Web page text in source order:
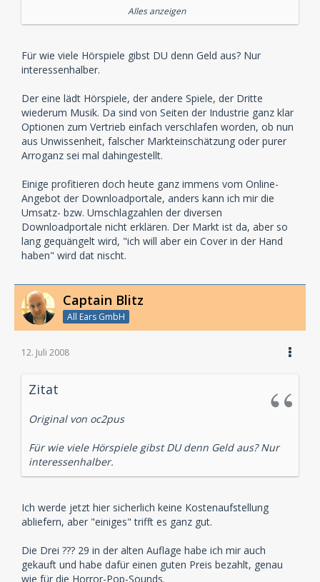
Sollte dieser Thread weiter in eine Richtung laufen,
die mir nicht schmeckt, dann schliesse ich ihn.
Das liest sich für mich wie "Ach, das ist alles sonst so
teuer, um da ranzukommen, lade ich es mir lieber
Alles anzeigen
Für wie viele Hörspiele gibst DU denn Geld aus? Nur
interessenhalber.
Der eine lädt Hörspiele, der andere Spiele, der Dritte
wiederum Musik. Da sind von Seiten der Industrie ganz klar
Optionen zum Vertrieb einfach verschlafen worden, ob nun
aus Unwissenheit, falscher Markteinschätzung oder purer
Arroganz sei mal dahingestellt.
Einige profitieren doch heute ganz immens vom Online-
Angebot der Downloadportale, anders kann ich mir die
Umsatz- bzw. Umschlagzahlen der diversen
Downloadportale nicht erklären. Der Markt ist da, aber so
lang gequängelt wird, "ich will aber ein Cover in der Hand
haben" wird dat nischt.
Captain Blitz
All Ears GmbH
12. Juli 2008
Zitat
Original von oc2pus
Für wie viele Hörspiele gibst DU denn Geld aus? Nur
interessenhalber.
Ich werde jetzt hier sicherlich keine Kostenaufstellung
abliefern, aber "einiges" trifft es ganz gut.
Die Drei ??? 29 in der alten Auflage habe ich mir auch
gekauft und habe dafür einen guten Preis bezahlt, genau
wie für die Horror-Pop-Sounds.